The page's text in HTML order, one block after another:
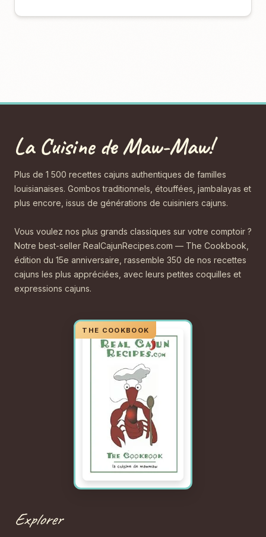
La Cuisine de Maw-Maw!
Plus de 1 500 recettes cajuns authentiques de familles
louisianaises. Gombos traditionnels, étouffées, jambalayas et
plus encore, issus de générations de cuisiniers cajuns.
Vous voulez nos plus grands classiques sur votre comptoir ?
Notre best-seller RealCajunRecipes.com — The Cookbook,
édition du 15e anniversaire, rassemble 350 de nos recettes
cajuns les plus appréciées, avec leurs petites coquilles et
expressions cajuns.
Explorer